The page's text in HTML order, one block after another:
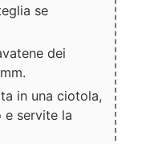
se
dei
in una ciotola,
servite la